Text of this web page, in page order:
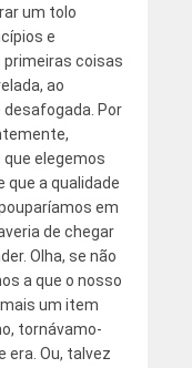
um tolo
e
primeiras coisas
ao
desafogada. Por
elegemos
que a qualidade
em
de chegar
Olha, se não
a que o nosso
um item
tornávamo-
era. Ou, talvez